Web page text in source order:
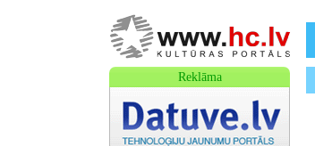
Reklāma